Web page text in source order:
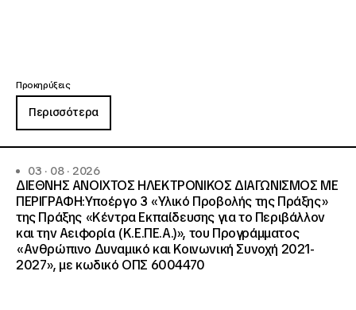
Προκηρύξεις
Περισσότερα
03 · 08 · 2026
ΔΙΕΘΝΗΣ ΑΝΟΙΧΤΟΣ ΗΛΕΚΤΡΟΝΙΚΟΣ ΔΙΑΓΩΝΙΣΜΟΣ ΜΕ
ΠΕΡΙΓΡΑΦΗ:Υποέργο 3 «Υλικό Προβολής της Πράξης»
της Πράξης «Κέντρα Εκπαίδευσης για το Περιβάλλον
και την Αειφορία (Κ.Ε.ΠΕ.Α.)», του Προγράμματος
«Ανθρώπινο Δυναμικό και Κοινωνική Συνοχή 2021-
2027», με κωδικό ΟΠΣ 6004470